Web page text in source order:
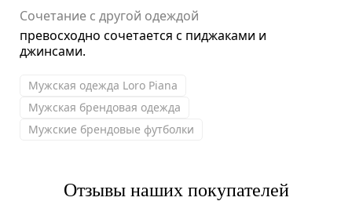
Сочетание с другой одеждой
превосходно сочетается с пиджаками и
джинсами.
Мужская одежда Loro Piana
Мужская брендовая одежда
Мужские брендовые футболки
Отзывы наших покупателей